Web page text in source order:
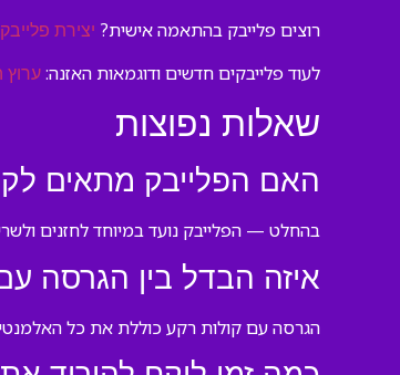
רוצים פלייבק בהתאמה אישית? יצירת
לעוד פלייבקים חדשים ודוגמאות האזנה: ערוץ
שאלות נפוצות
האם הפלייבק מתאים
בהחלט — הפלייבק נועד במיוחד לחזנים
איזה הבדל בין הגרסה
הגרסה עם קולות רקע כוללת את כל